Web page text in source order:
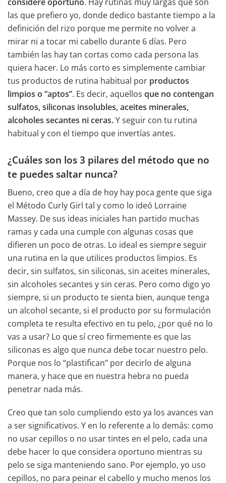
las que prefiero yo, donde dedico bastante tiempo a la
definición del rizo porque me permite no volver a
mirar ni a tocar mi cabello durante 6 días. Pero
también las hay tan cortas como cada persona las
quiera hacer. Lo más corto es simplemente cambiar
tus productos de rutina habitual por productos
limpios o “aptos”. Es decir, aquellos que no contengan
sulfatos, siliconas insolubles, aceites minerales,
alcoholes secantes ni ceras.Y seguir con tu rutina
habitual y con el tiempo que invertías antes.
¿Cuáles son los 3 pilares del método que no
te puedes saltar nunca?
Bueno, creo que a día de hoy hay poca gente que siga
el Método Curly Girl tal y como lo ideó Lorraine
Massey. De sus ideas iniciales han partido muchas
ramas y cada una cumple con algunas cosas que
difieren un poco de otras. Lo ideal es siempre seguir
una rutina en la que utilices productos limpios. Es
decir, sin sulfatos, sin siliconas, sin aceites minerales,
sin alcoholes secantes y sin ceras. Pero como digo yo
siempre, si un producto te sienta bien, aunque tenga
un alcohol secante, si el producto por su formulación
completa te resulta efectivo en tu pelo, ¿por qué no lo
vas a usar? Lo que sí creo firmemente es que las
siliconas es algo que nunca debe tocar nuestro pelo.
Porque nos lo “plastifican” por decirlo de alguna
manera, y hace que en nuestra hebra no pueda
penetrar nada más.
Creo que tan solo cumpliendo esto ya los avances van
a ser significativos. Y en lo referente a lo demás: como
no usar cepillos o no usar tintes en el pelo, cada una
debe hacer lo que considera oportuno mientras su
pelo se siga manteniendo sano. Por ejemplo, yo uso
cepillos, no para peinar el cabello y mucho menos los